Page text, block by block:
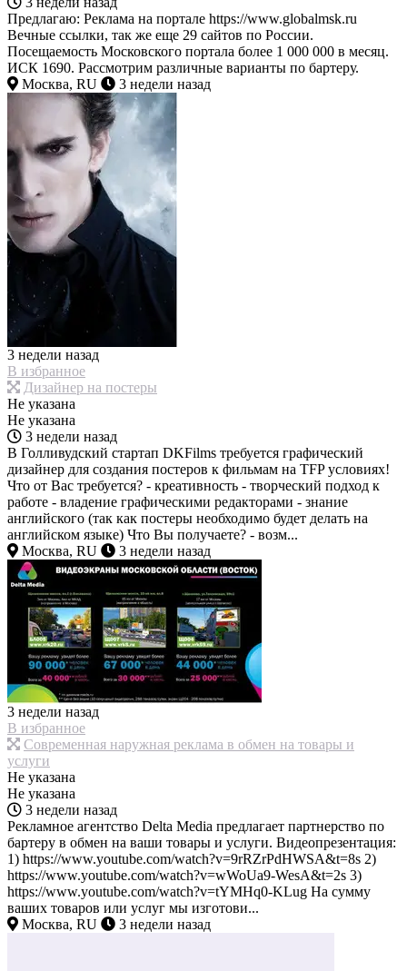
Предлагаю: Реклама на портале https://www.globalmsk.ru
Вечные ссылки, так же еще 29 сайтов по России.
Посещаемость Московского портала более 1 000 000 в месяц.
ИСК 1690. Рассмотрим различные варианты по бартеру.
Москва, RU
3 недели назад
3 недели назад
В избранное
Дизайнер на постеры
Не указана
Не указана
3 недели назад
В Голливудский стартап DKFilms требуется графический
дизайнер для создания постеров к фильмам на TFP условиях!
Что от Вас требуется? - креативность - творческий подход к
работе - владение графическими редакторами - знание
английского (так как постеры необходимо будет делать на
английском языке) Что Вы получаете? - возм...
Москва, RU
3 недели назад
3 недели назад
В избранное
Современная наружная реклама в обмен на товары и
услуги
Не указана
Не указана
3 недели назад
Рекламное агентство Delta Media предлагает партнерство по
бартеру в обмен на ваши товары и услуги. Видеопрезентация:
1) https://www.youtube.com/watch?v=9rRZrPdHWSA&t=8s 2)
https://www.youtube.com/watch?v=wWoUa9-WesA&t=2s 3)
https://www.youtube.com/watch?v=tYMHq0-KLug На сумму
ваших товаров или услуг мы изготови...
Москва, RU
3 недели назад